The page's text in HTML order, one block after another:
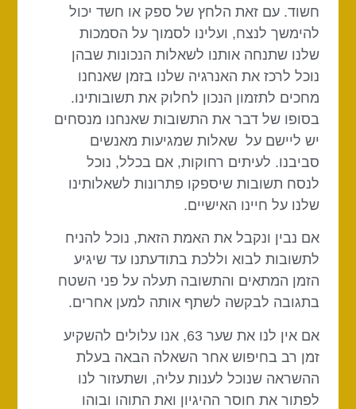
חשוד. עם זאת הלחץ של ספק או חשד יכול
להימשך לנצח, ועלינו לסמוך על הסמכות
שלנו שתנחה אותנו לשאלות הנכונות שבהן
נוכל לרכז את האנרגיה שלנו בזמן שאנחנו
מחכים לתזמון הנכון לחלוק את תשובותינו.
בסופו של דבר את התשובות שאנחנו מנסחים
יש ליישם על שאלות שמגיעות מאנשים
סביבנו. לעיתים רחוקות, אם בכלל, נוכל
לנסח תשובות שיספקו פתרונות לשאלותינו
שלנו על חיינו האישיים.
אם נבין ונקבל את האמת הזאת, נוכל להניח
לתשובות לבוא וללכת בתודעתנו עד שיגיע
הזמן המתאים והתשובה תעלה על פני השטח
בתגובה לבקשה לשתף אותה למען אחרים.
אם אין לנו את שער 63, אנו עלולים להשקיע
זמן רב בחיפוש אחר השאלה הבאה בעלת
ההשראה שנוכל לענות עליה, ושתעזור לנו
לפתור את חוסר ההיגיון ואת התוהו ובוהו